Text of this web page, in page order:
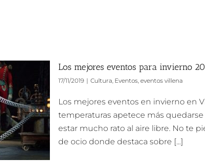
Los mejores eventos para invierno
17/11/2019 | Cultura, Eventos, eventos villena
Los mejores eventos en invierno en
temperaturas apetece más
estar mucho rato al aire libre. No te
de ocio donde destaca sobre [...]